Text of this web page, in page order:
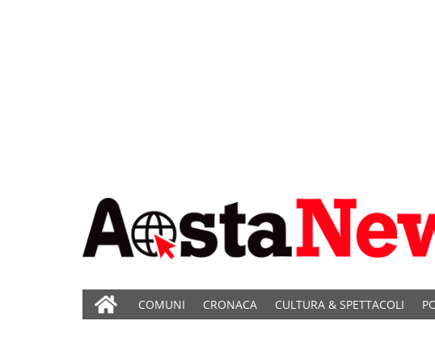
COMUNI CRONACA CULTURA & SPETTACOLI